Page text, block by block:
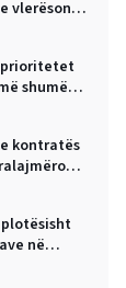
vlerëson
prioritetet
shumë
kontratës
në
për